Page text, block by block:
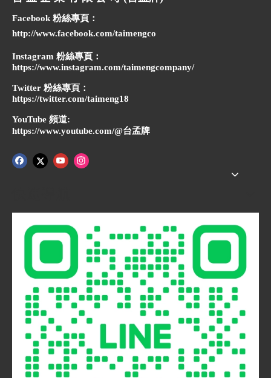
Facebook 粉絲專頁：
http://www.facebook.com/taimengco
Instagram 粉絲專頁：
https://www.instagram.com/taimengcompany/
Twitter 粉絲專頁：
https://twitter.com/taimeng18
YouTube 頻道:
https://www.youtube.com/@台孟牌